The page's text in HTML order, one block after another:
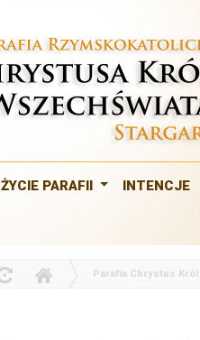
ŻYCIE PARAFII INTENCJE
Parafia Chrystus